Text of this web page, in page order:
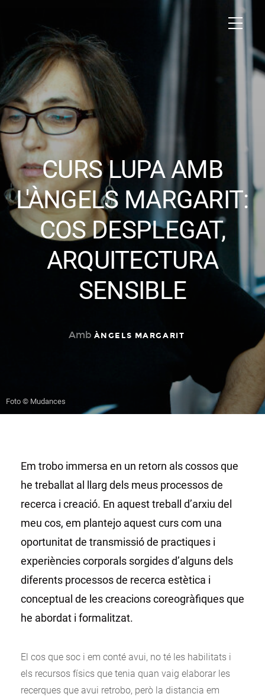
CURS LUPA AMB
L'ÀNGELS MARGARIT:
COS DESPLEGAT,
ARQUITECTURA
SENSIBLE
Amb ÀNGELS MARGARIT
Foto © Mudances
Em trobo immersa en un retorn als cossos que
he treballat al llarg dels meus processos de
recerca i creació. En aquest treball d’arxiu del
meu cos, em plantejo aquest curs com una
oportunitat de transmissió de practiques i
experiències corporals sorgides d’alguns dels
diferents processos de recerca estètica i
conceptual de les creacions coreogràfiques que
he abordat i formalitzat.
El cos que soc i em conté avui, no té les habilitats i
els recursos físics que tenia quan vaig elaborar les
recerques que avui retrobo, però la distancia em